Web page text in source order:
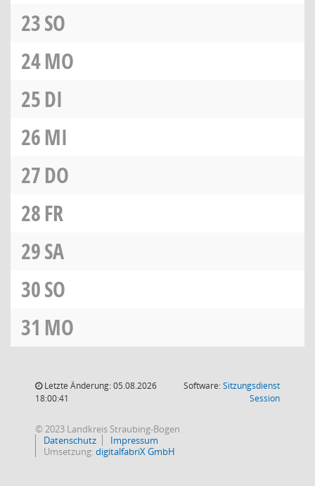
23SO
24MO
25DI
26MI
27DO
28FR
29SA
30SO
31 MO
Letzte Änderung: 05.08.2026
18:00:41
Software:Sitzungsdienst
Session(Wird in
© 2023 Landkreis Straubing-Bogen
Datenschutz
Impressum
Umsetzung:digitalfabriX GmbH